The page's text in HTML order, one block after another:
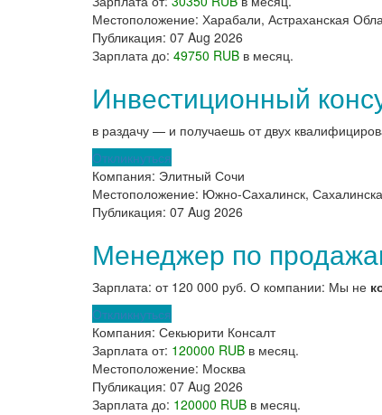
Местоположение: Харабали, Астраханская
Публикация: 07 Aug 2026
Зарплата до: 49750 RUB в месяц.
Инвестиционный
в раздачу — и получаешь от двух
Откликнуться
Компания: Элитный Сочи
Местоположение: Южно-Сахалинск,
Публикация: 07 Aug 2026
Менеджер по
Зарплата: от 120 000 руб. О компании: Мы не
Откликнуться
Компания: Секьюрити Консалт
Зарплата от: 120000 RUB в месяц.
Местоположение: Москва
Публикация: 07 Aug 2026
Зарплата до: 120000 RUB в месяц.